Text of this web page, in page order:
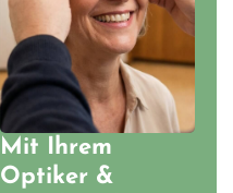
Mit Ihrem
Optiker &